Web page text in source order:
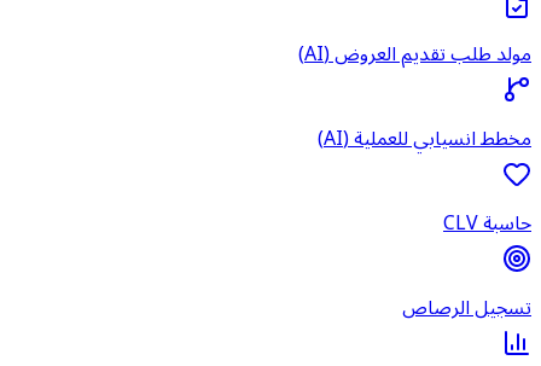
مولد طلب تقديم العروض (AI)
مخطط انسيابي للعملية (AI)
حاسبة CLV
تسجيل الرصاص